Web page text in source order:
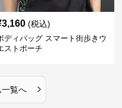
3,160 (税込)
ディバッグ スマート街歩きウ
ストポーチ
一覧へ ›